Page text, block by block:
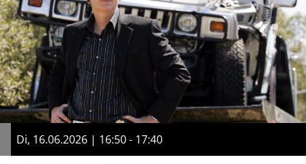
Di, 16.06.2026 | 16:50 - 17:40